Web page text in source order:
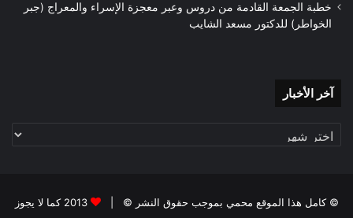
خطبة الجمعة القادمة من دروس وعبر معجزة الإسراء والمعراج (جبر
الخواطر) للدكتور مسعد الشايب
آخر الأخبار
© كامل هذا الموقع محمي بموجب حقوق النشر © | 2013 كما لا يجوز